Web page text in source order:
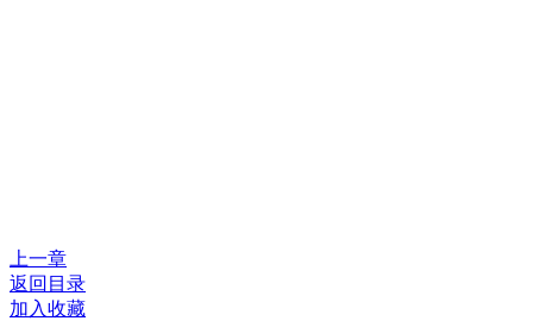
上一章
返回目录
加入收藏